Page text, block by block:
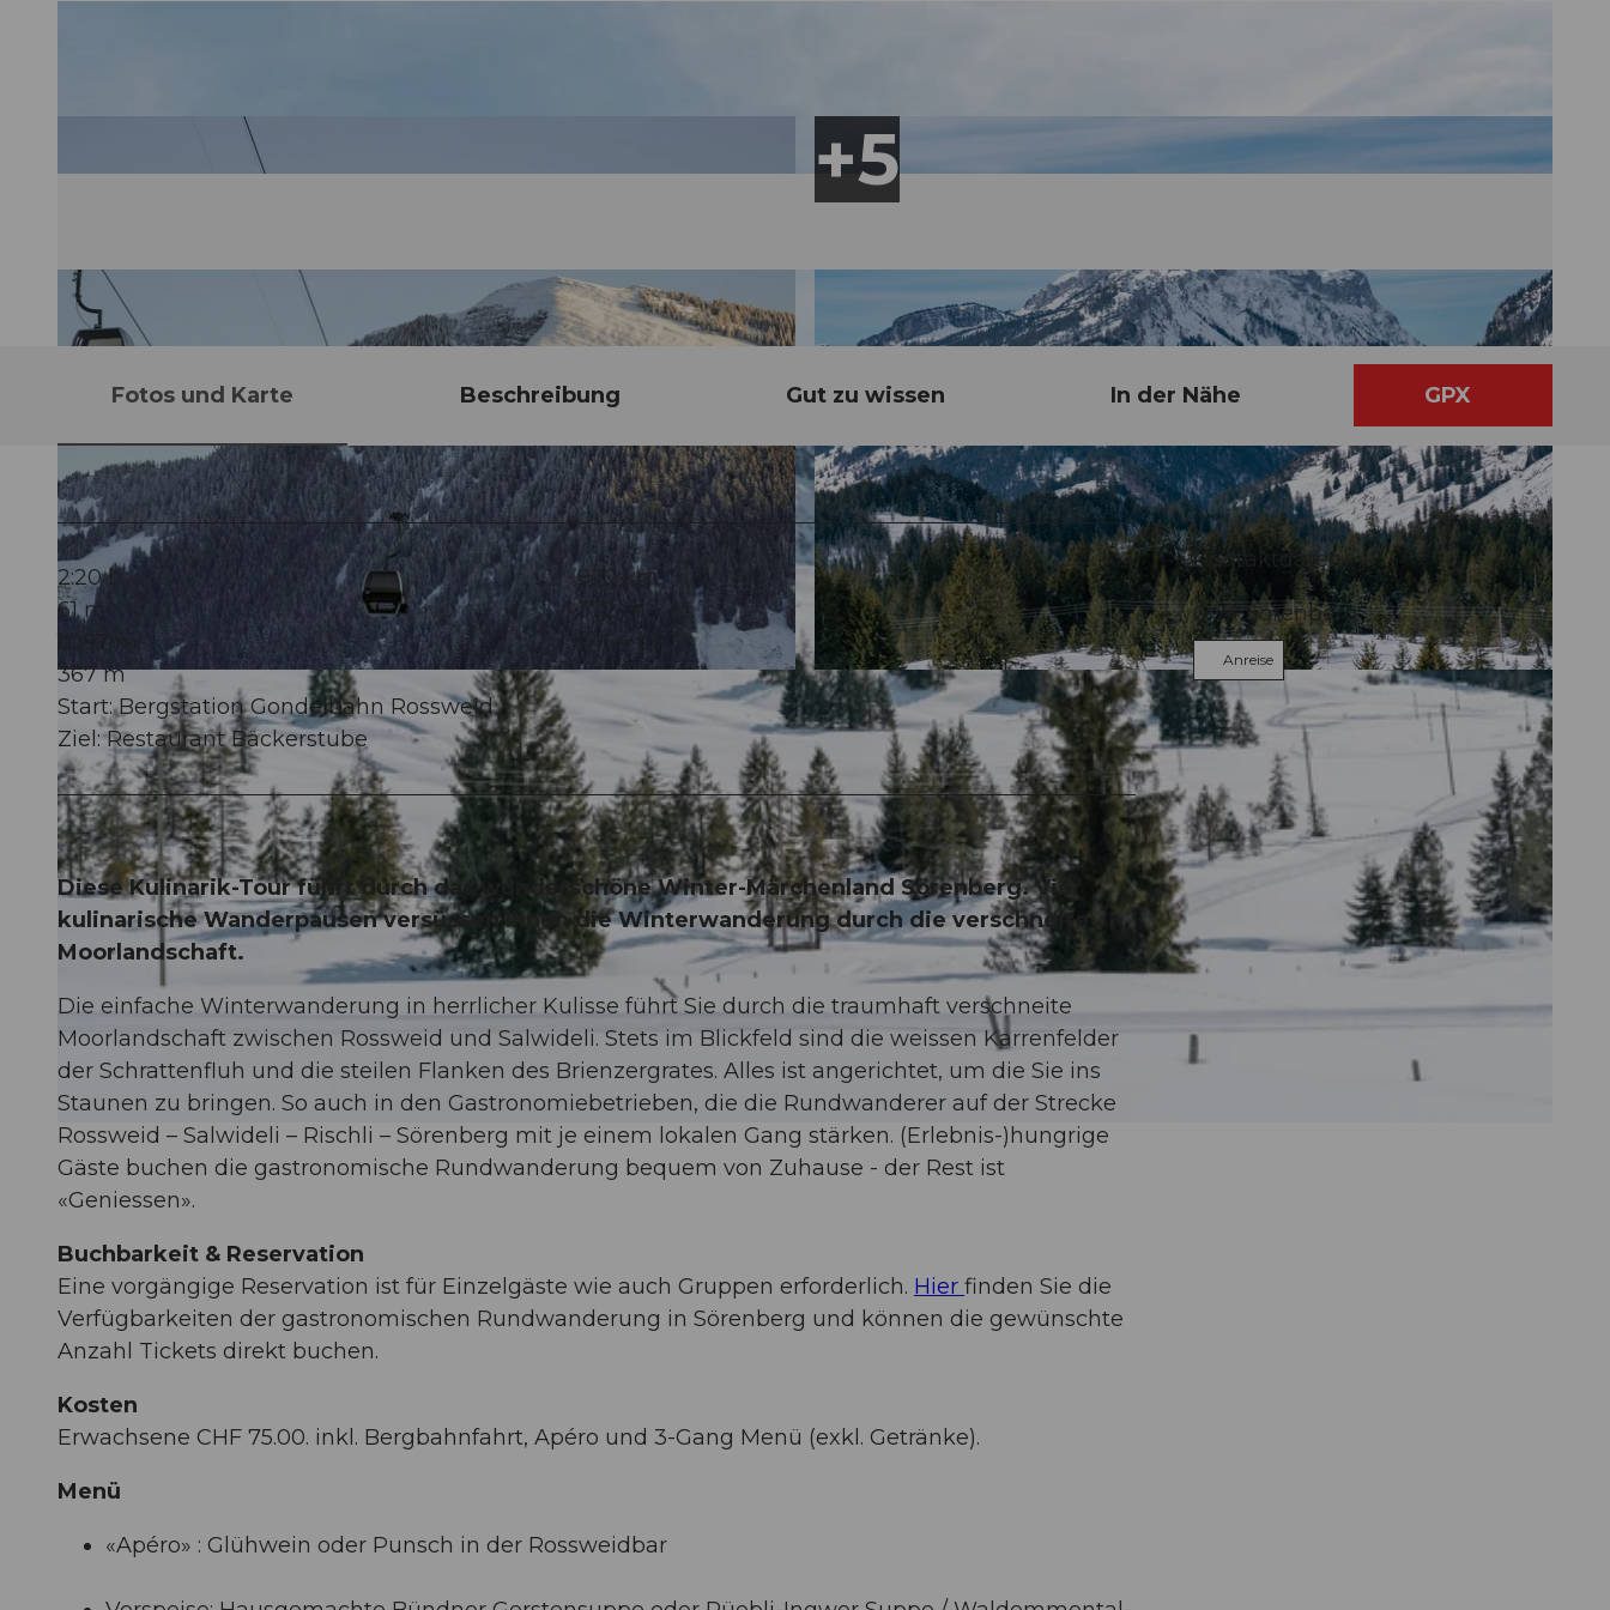
© Laila Bosco, UNESCO Biosphäre Entlebuch
© David Kurth, UNESCO Biosphäre Entlebuch © Laila Bosco, UNESCO Biosphäre Entlebuch
Fotos und Karte Beschreibung Gut zu wissen In der Nähe GPX
2:20 h
9,10 km
61 m
372 m
1.097 m
1.464 m
367 m
Start: Bergstation Gondelbahn Rossweid
Ziel: Restaurant Bäckerstube
Diese Kulinarik-Tour führt durch das wunderschöne Winter-Märchenland Sörenberg. Vier
kulinarische Wanderpausen versüssen Ihnen die Winterwanderung durch die verschneite
Moorlandschaft.
Die einfache Winterwanderung in herrlicher Kulisse führt Sie durch die traumhaft verschneite
Moorlandschaft zwischen Rossweid und Salwideli. Stets im Blickfeld sind die weissen Karrenfelder
der Schrattenfluh und die steilen Flanken des Brienzergrates. Alles ist angerichtet, um die Sie ins
Staunen zu bringen. So auch in den Gastronomiebetrieben, die die Rundwanderer auf der Strecke
Rossweid – Salwideli – Rischli – Sörenberg mit je einem lokalen Gang stärken. (Erlebnis-)hungrige
Gäste buchen die gastronomische Rundwanderung bequem von Zuhause - der Rest ist
«Geniessen».
Buchbarkeit & Reservation
Eine vorgängige Reservation ist für Einzelgäste wie auch Gruppen erforderlich. Hier finden Sie die
Verfügbarkeiten der gastronomischen Rundwanderung in Sörenberg und können die gewünschte
Anzahl Tickets direkt buchen.
Kosten
Erwachsene CHF 75.00. inkl. Bergbahnfahrt, Apéro und 3-Gang Menü (exkl. Getränke).
Menü
«Apéro» : Glühwein oder Punsch in der Rossweidbar
Kontaktdaten
6174Sörenberg
Anreise